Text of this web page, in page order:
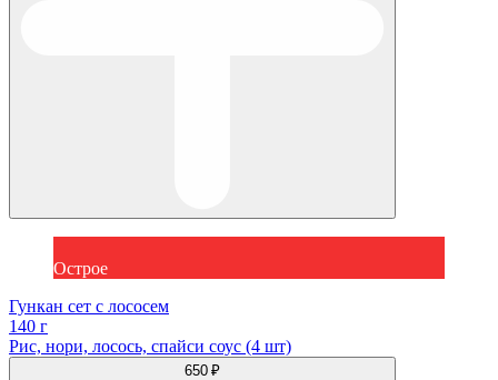
Острое
Гункан сет с лососем
140 г
Рис, нори, лосось, спайси соус (4 шт)
650 ₽